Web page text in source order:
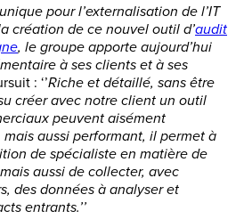
pour l’externalisation de l’IT
création de ce nouvel outil d’audit
, le groupe apporte aujourd’hui
à ses clients et à ses
: ‘’Riche et détaillé, sans être
créer avec notre client un outil
peuvent aisément
mais aussi performant, il permet à
de spécialiste en matière de
aussi de collecter, avec
des données à analyser et
entrants.’’